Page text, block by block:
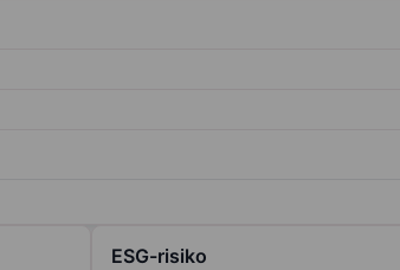
ESG-risiko